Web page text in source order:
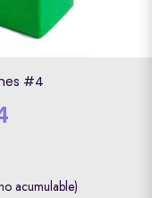
#4
acumulable)